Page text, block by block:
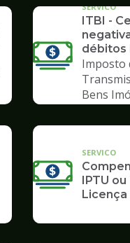
SERVICO
ITBI -
débitos
Imposto
Bens
SERVICO
IPTU
Licença